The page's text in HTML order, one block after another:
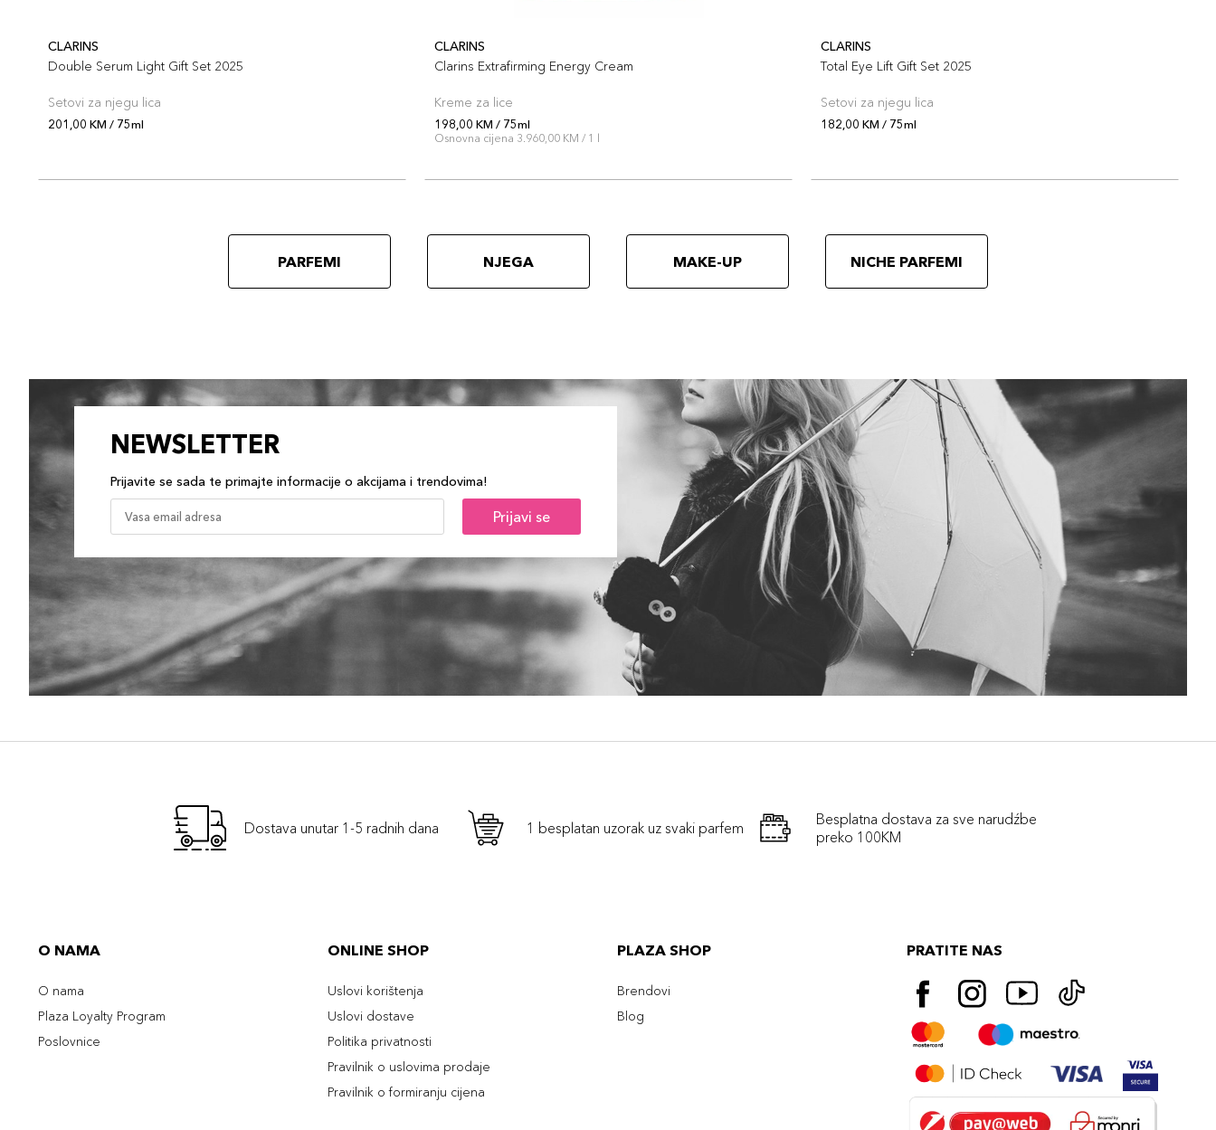
CLARINS
Double Serum Light Gift Set 2025
Setovi za njegu lica
201,00 KM / 75ml
CLARINS
Clarins Extrafirming Energy Cream
Kreme za lice
198,00 KM / 75ml
Osnovna cijena 3.960,00 KM / 1 l
CLARINS
Total Eye Lift Gift Set 2025
Setovi za njegu lica
182,00 KM / 75ml
PARFEMI NJEGA MAKE-UP NICHE PARFEMI
NEWSLETTER
Prijavite se sada te primajte informacije o akcijama i trendovima!
Prijavi se
Dostava unutar 1-5 radnih dana 1 besplatan uzorak uz svaki parfem
Besplatna dostava za sve narudźbe
preko 100KM
O NAMA
O nama
Plaza Loyalty Program
Poslovnice
ONLINE SHOP
Uslovi korištenja
Uslovi dostave
Politika privatnosti
Pravilnik o uslovima prodaje
Pravilnik o formiranju cijena
PLAZA SHOP
Brendovi
Blog
PRATITE NAS